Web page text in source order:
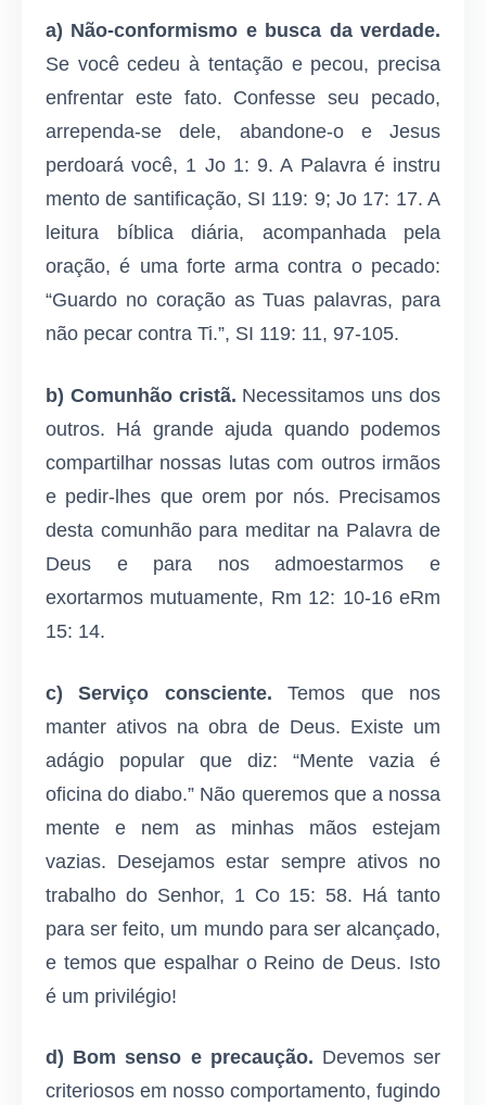
a) Não-conformismo e busca da verdade.
Se você cedeu à tentação e pecou, precisa
enfrentar este fato. Confesse seu pecado,
arrependa-se dele, abandone-o e Jesus
perdoará você, 1 Jo 1: 9. A Palavra é instru
mento de santificação, SI 119: 9; Jo 17: 17. A
leitura bíblica diária, acompanhada pela
oração, é uma forte arma contra o pecado:
“Guardo no coração as Tuas palavras, para
não pecar contra Ti.”, SI 119: 11, 97-105.
b) Comunhão cristã. Necessitamos uns dos
outros. Há grande ajuda quando podemos
compartilhar nossas lutas com outros irmãos
e pedir-lhes que orem por nós. Precisamos
desta comunhão para meditar na Palavra de
Deus e para nos admoestarmos e
exortarmos mutuamente, Rm 12: 10-16 eRm
15: 14.
c) Serviço consciente. Temos que nos
manter ativos na obra de Deus. Existe um
adágio popular que diz: “Mente vazia é
oficina do diabo.” Não queremos que a nossa
mente e nem as minhas mãos estejam
vazias. Desejamos estar sempre ativos no
trabalho do Senhor, 1 Co 15: 58. Há tanto
para ser feito, um mundo para ser alcançado,
e temos que espalhar o Reino de Deus. Isto
é um privilégio!
d) Bom senso e precaução. Devemos ser
criteriosos em nosso comportamento, fugindo